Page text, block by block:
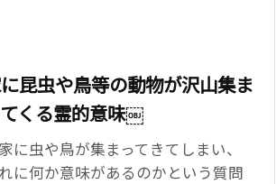
昆虫や鳥等の動物が沢山集ま
くる霊的意味￼
に虫や鳥が集まってきてしまい、
に何か意味があるのかという質問